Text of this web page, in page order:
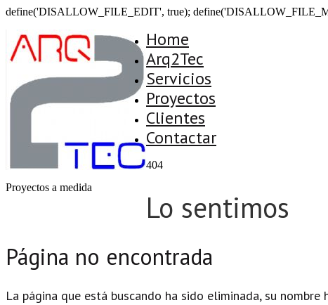
define('DISALLOW_FILE_EDIT', true);
Proyectos a medida
Home
Arq2Tec
Servicios
Proyectos
Clientes
Contactar
404
Lo sentimos
Página no encontrada
La página que está buscando ha sido eliminada, su